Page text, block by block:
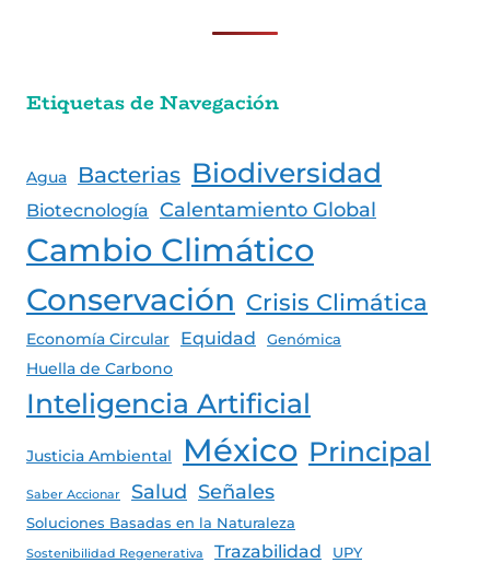
Etiquetas de Navegación
Agua Bacterias Biodiversidad
Biotecnología Calentamiento Global
Cambio Climático
Conservación Crisis Climática
Economía Circular Equidad Genómica
Huella de Carbono
Inteligencia Artificial
Justicia Ambiental México Principal
Saber Accionar Salud Señales
Soluciones Basadas en la Naturaleza
Sostenibilidad Regenerativa Trazabilidad UPY